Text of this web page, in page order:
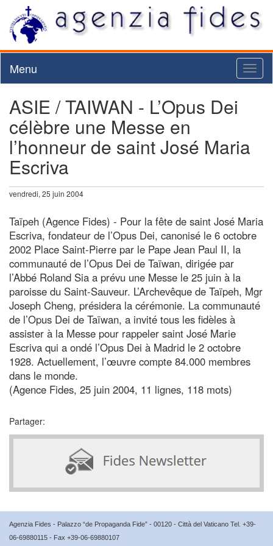
Menu
ASIE / TAIWAN - L’Opus Dei
célèbre une Messe en
l’honneur de saint José Maria
Escriva
vendredi, 25 juin 2004
Taïpeh (Agence Fides) - Pour la fête de saint José Maria
Escriva, fondateur de l’Opus Dei, canonisé le 6 octobre
2002 Place Saint-Pierre par le Pape Jean Paul II, la
communauté de l’Opus Dei de Taïwan, dirigée par
l’Abbé Roland Sia a prévu une Messe le 25 juin à la
paroisse du Saint-Sauveur. L’Archevêque de Taïpeh, Mgr
Joseph Cheng, présidera la cérémonie. La communauté
de l’Opus Dei de Taïwan, a invité tous les fidèles à
assister à la Messe pour rappeler saint José Marie
Escriva qui a ondé l’Opus Dei à Madrid le 2 octobre
1928. Actuellement, l’œuvre compte 84.000 membres
dans le monde.
(Agence Fides, 25 juin 2004, 11 lignes, 118 mots)
Partager:
Agenzia Fides - Palazzo “de Propaganda Fide” - 00120 - Città del Vaticano Tel. +39-
06-69880115 - Fax +39-06-69880107